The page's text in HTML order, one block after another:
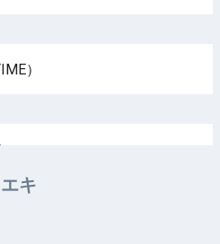
）
エキ